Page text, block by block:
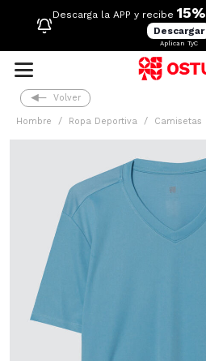
Descarga la APP y recibe 15%
Descargar
Aplican TyC
Volver
Hombre Ropa Deportiva Camisetas